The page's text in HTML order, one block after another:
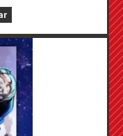
di toko-toko
20 Agustus, di
kartu mini yang